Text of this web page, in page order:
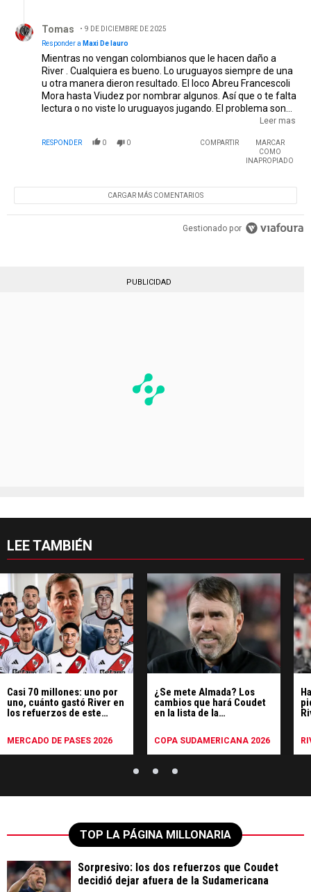
Tomas
9 DE DICIEMBRE DE 2025
Responder a Maxi De lauro
Mientras no vengan colombianos que le hacen daño a
River . Cualquiera es bueno. Lo uruguayos siempre de una
u otra manera dieron resultado. El loco Abreu Francescoli
Mora hasta Viudez por nombrar algunos. Así que o te falta
lectura o no viste lo uruguayos jugando. El problema son
los colombianos . Sal vo Juanfer los demás son cartón
pastrucho Borja metió goles en partidos intrascendentes
pero es un cobarde con los partido de definición por algo lo
Leer mas
RESPONDER 0 0 COMPARTIR
MARCAR
COMO
INAPROPIADO
CARGAR MÁS COMENTARIOS
Gestionado por
PUBLICIDAD
LEE TAMBIÉN
Casi 70 millones: uno por
uno, cuánto gastó River en
los refuerzos de este
MERCADO DE PASES 2026
¿Se mete Almada? Los
cambios que hará Coudet
en la lista de la
COPA SUDAMERICANA 2026
TOP LA PÁGINA MILLONARIA
Sorpresivo: los dos refuerzos que Coudet
decidió dejar afuera de la Sudamericana